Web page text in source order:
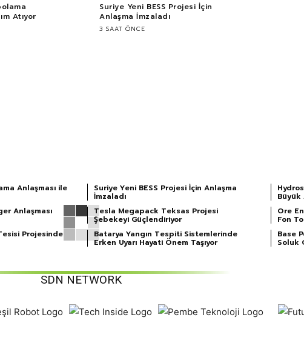
Atıyor
Suriye Yeni BESS Projesi İçin
Anlaşma İmzaladı
3 SAAT ÖNCE
Anlaşması ile Suriye Yeni BESS Projesi İçin Anlaşma
İmzaladı
Büyük
Anlaşması Tesla Megapack Teksas Projesi
Şebekeyi Güçlendiriyor
Ore
Fon
Projesinde Batarya Yangın Tespiti Sistemlerinde
Erken Uyarı Hayati Önem Taşıyor
Base
Soluk
SDN NETWORK